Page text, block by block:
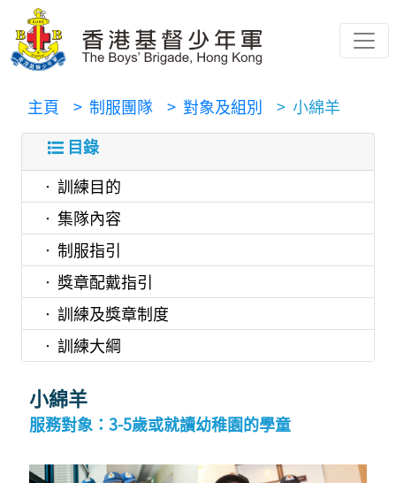
主頁 > 制服團隊 > 對象及組別
> 小綿羊
目錄
訓練目的
集隊內容
制服指引
獎章配戴指引
訓練及獎章制度
訓練大綱
小綿羊
服務對象：3-5歲或就讀幼稚園的學童